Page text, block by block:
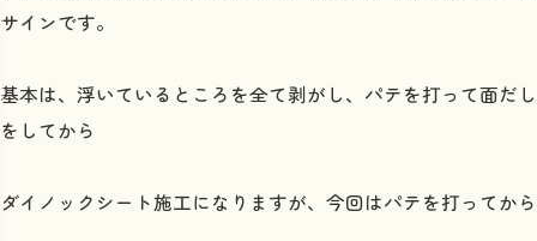
サインです。
基本は、浮いているところを全て剥がし、パテを打って面だし
をしてから
ダイノックシート施工になりますが、今回はパテを打ってから